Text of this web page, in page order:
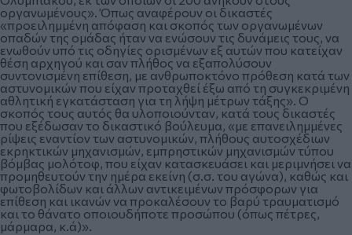
οργανωμένους». Όπως αναφέρουν οι δικαστές
«προειλημμένη απόφαση και σκοπός των οργανωμένων
οπαδών της ομάδας ήταν να ενώσουν τις δυνάμεις τους, να
ενωθούν υπό τις οδηγίες ορισμένων εξ αυτών που κατείχαν
θέση αρχηγού και σαν πλήθος να εξαπολύσουν
συντονισμένη επίθεση, με ανθρωποκτόνο πρόθεση κατά των
αστυνομικών που είχαν προταχθεί έξω από τη συγκεκριμένη
αθλητική εγκατάσταση για τη λήψη μέτρων τάξης». Ο
σκοπός τους αυτός θα υλοποιούνταν, κατά τους δικαστές
που εξέδωσαν το δικαστικό βούλευμα, «με επανειλημμένες
ρίψεις εναντίον των αστυνομικών, πλήθους αυτοσχέδιων
εκρηκτικών μηχανισμών, εμπρηστικών μηχανισμών τύπου
βόμβας μολότοφ, που είχαν κατασκευάσει και μεριμνήσει να
προμηθευτούν την ημέρα εκείνη (σ.σ. του αγώνα), καθώς και
φωτοβολίδων και άλλων αντικειμένων πρόσφορων για
επίθεση και ικανών να προκαλέσουν το βαρύ τραυματισμό
και το θάνατο οποιουδήποτε προσώπου (όπως πέτρες,
μάρμαρα, κ.ά)».